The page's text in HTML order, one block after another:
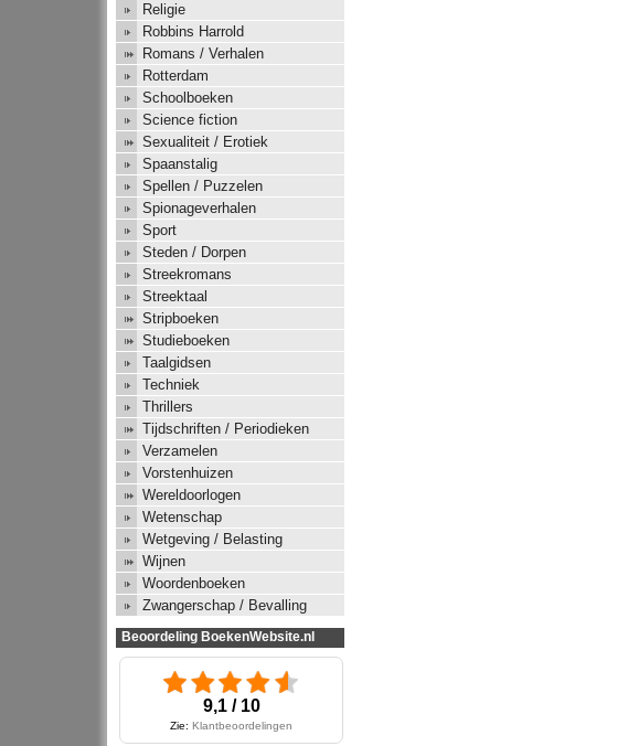
Religie
Robbins Harrold
Romans / Verhalen
Rotterdam
Schoolboeken
Science fiction
Sexualiteit / Erotiek
Spaanstalig
Spellen / Puzzelen
Spionageverhalen
Sport
Steden / Dorpen
Streekromans
Streektaal
Stripboeken
Studieboeken
Taalgidsen
Techniek
Thrillers
Tijdschriften / Periodieken
Verzamelen
Vorstenhuizen
Wereldoorlogen
Wetenschap
Wetgeving / Belasting
Wijnen
Woordenboeken
Zwangerschap / Bevalling
Beoordeling BoekenWebsite.nl
9,1 / 10
Zie: Klantbeoordelingen